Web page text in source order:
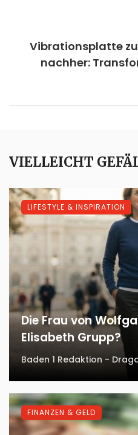
Vibrationsplatte
nachher:
VIELLEICHT
Die Frau von
Elisabeth Grupp?
Baden 1 Redaktion -
LIFESTYLE & INSPIRATION
FINANZEN & GELD